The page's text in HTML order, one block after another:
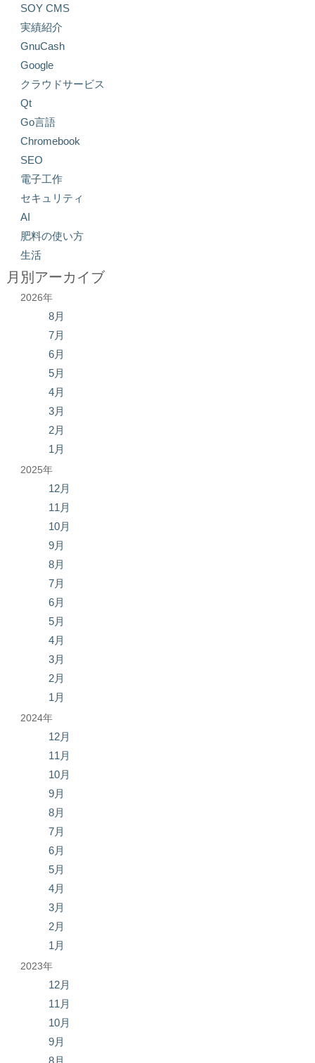
SOY CMS
実績紹介
GnuCash
Google
クラウドサービス
Qt
Go言語
Chromebook
SEO
電子工作
セキュリティ
AI
肥料の使い方
生活
月別アーカイブ
2026年
8月
7月
6月
5月
4月
3月
2月
1月
2025年
12月
11月
10月
9月
8月
7月
6月
5月
4月
3月
2月
1月
2024年
12月
11月
10月
9月
8月
7月
6月
5月
4月
3月
2月
1月
2023年
12月
11月
10月
9月